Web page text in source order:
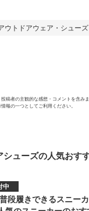
ウトドアウェア・シューズ
稿者の主観的な感想・コメントを含み
報の一つとしてご利用ください。
シューズの人気おす
中
段履きできるスニー